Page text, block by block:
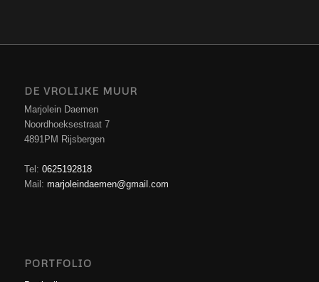
DE VROLIJKE MUUR
Marjolein Daemen
Noordhoeksestraat 7
4891PM Rijsbergen
Tel: 0625192818
Mail: marjoleindaemen@gmail.com
PORTFOLIO